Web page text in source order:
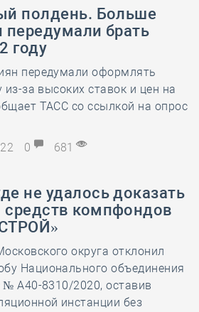
полдень. Больше
передумали брать
году
передумали оформлять
из-за высоких ставок и цен на
ТАСС со ссылкой на опрос
0 681
не удалось доказать
компфондов
округа отклонил
Национального объединения
№ А40-8310/2020, оставив
инстанции без